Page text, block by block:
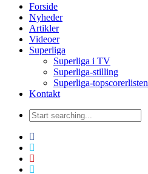
Forside
Nyheder
Artikler
Videoer
Superliga
Superliga i TV
Superliga-stilling
Superliga-topscorerlisten
Kontakt